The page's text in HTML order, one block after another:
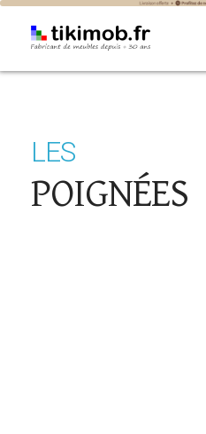
Les poignées
LES
POIGNÉES